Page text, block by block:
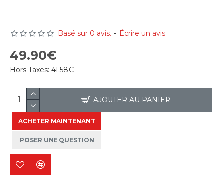
Basé sur 0 avis. - Écrire un avis
49.90€
Hors Taxes: 41.58€
AJOUTER AU PANIER
ACHETER MAINTENANT
POSER UNE QUESTION